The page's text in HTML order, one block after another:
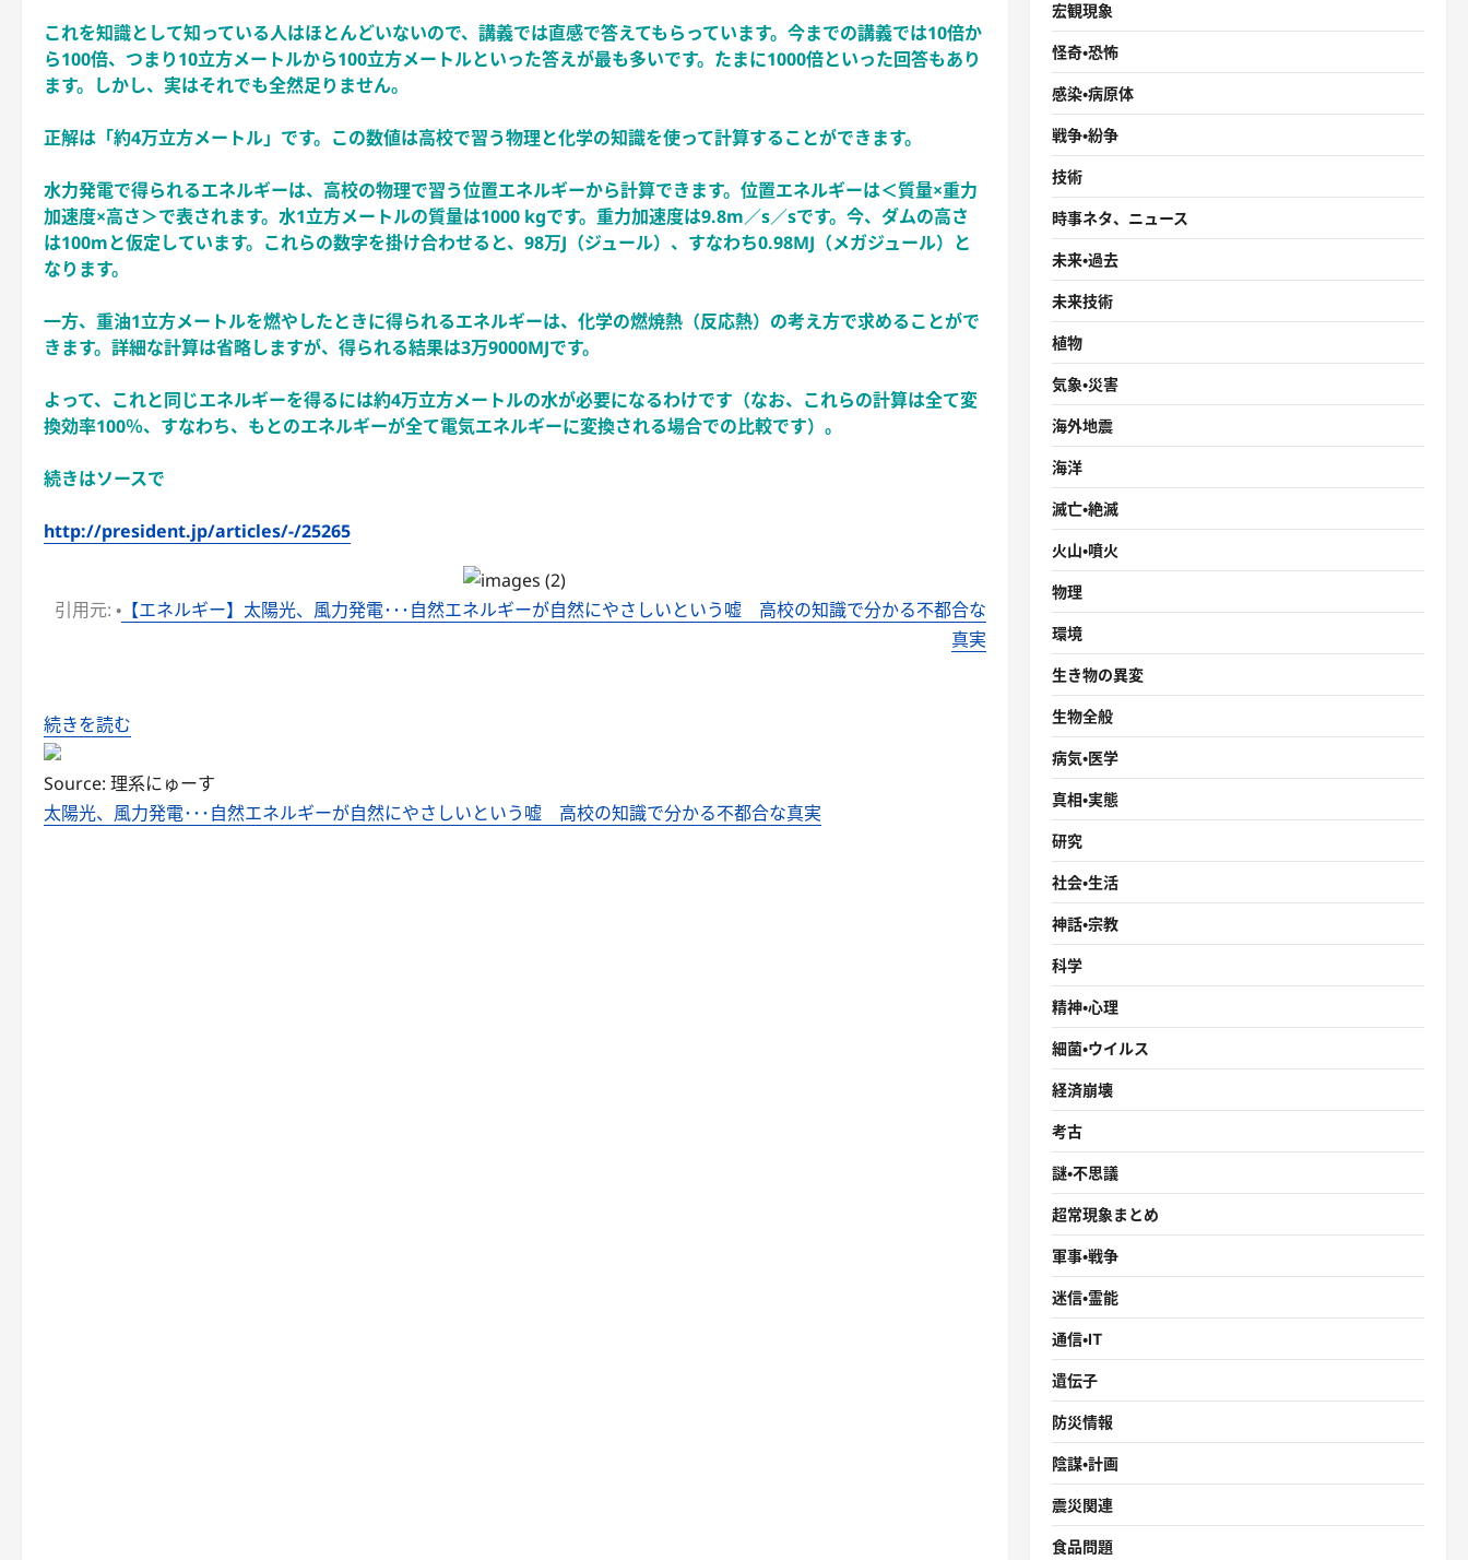
これを知識として知っている人はほとんどいないので、講義では直感で答えてもらっています。今までの講義では10倍か
ら100倍、つまり10立方メートルから100立方メートルといった答えが最も多いです。たまに1000倍といった回答もあり
ます。しかし、実はそれでも全然足りません。
正解は「約4万立方メートル」です。この数値は高校で習う物理と化学の知識を使って計算することができます。
水力発電で得られるエネルギーは、高校の物理で習う位置エネルギーから計算できます。位置エネルギーは＜質量×重力
加速度×高さ＞で表されます。水1立方メートルの質量は1000 kgです。重力加速度は9.8m／s／sです。今、ダムの高さ
は100mと仮定しています。これらの数字を掛け合わせると、98万J（ジュール）、すなわち0.98MJ（メガジュール）と
なります。
一方、重油1立方メートルを燃やしたときに得られるエネルギーは、化学の燃焼熱（反応熱）の考え方で求めることがで
きます。詳細な計算は省略しますが、得られる結果は3万9000MJです。
よって、これと同じエネルギーを得るには約4万立方メートルの水が必要になるわけです（なお、これらの計算は全て変
換効率100％、すなわち、もとのエネルギーが全て電気エネルギーに変換される場合での比較です）。
続きはソースで
http://president.jp/articles/-/25265
引用元: ・【エネルギー】太陽光、風力発電･･･自然エネルギーが自然にやさしいという嘘 高校の知識で分かる不都合な
真実
続きを読む
Source: 理系にゅーす
太陽光、風力発電･･･自然エネルギーが自然にやさしいという嘘 高校の知識で分かる不都合な真実
宏観現象
怪奇・恐怖
感染・病原体
戦争・紛争
技術
時事ネタ、ニュース
未来・過去
未来技術
植物
気象・災害
海外地震
海洋
滅亡・絶滅
火山・噴火
物理
環境
生き物の異変
生物全般
病気・医学
真相・実態
研究
社会・生活
神話・宗教
科学
精神・心理
細菌・ウイルス
経済崩壊
考古
謎・不思議
超常現象まとめ
軍事・戦争
迷信・霊能
通信・IT
遺伝子
防災情報
陰謀・計画
震災関連
食品問題